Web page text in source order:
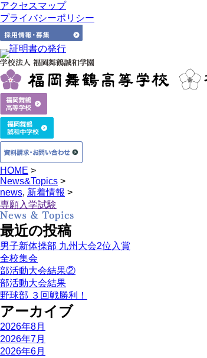
アクセスマップ
プライバシーポリシー
HOME >
News&Topics >
news, 新着情報 >
専願入学試験
最近の投稿
男子新体操部 九州大会2位入賞
全校集会
部活動大会結果②
部活動大会結果
野球部 ３回戦勝利！
アーカイブ
2026年8月
2026年7月
2026年6月